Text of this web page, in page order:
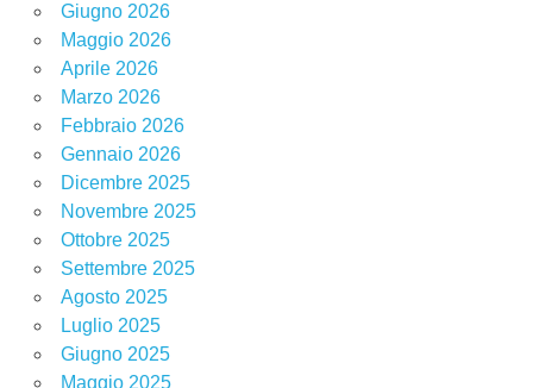
Giugno 2026
Maggio 2026
Aprile 2026
Marzo 2026
Febbraio 2026
Gennaio 2026
Dicembre 2025
Novembre 2025
Ottobre 2025
Settembre 2025
Agosto 2025
Luglio 2025
Giugno 2025
Maggio 2025